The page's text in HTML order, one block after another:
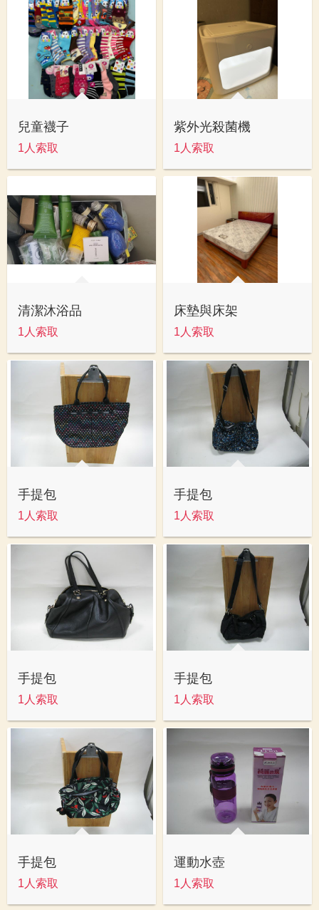
兒童襪子
1人索取
紫外光殺菌機
1人索取
清潔沐浴品
1人索取
床墊與床架
1人索取
手提包
1人索取
手提包
1人索取
手提包
1人索取
手提包
1人索取
手提包
1人索取
運動水壺
1人索取